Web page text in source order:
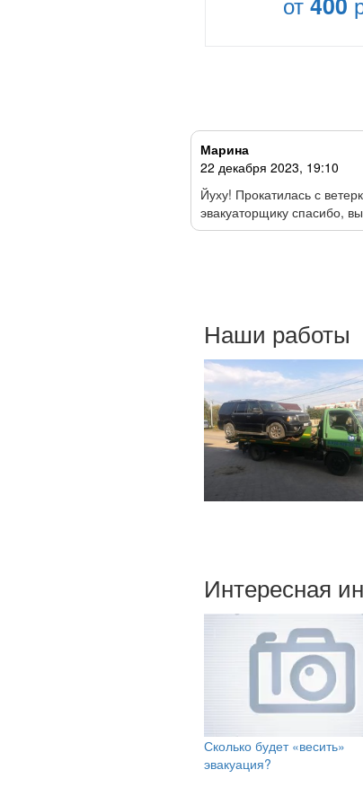
Марина
22 декабря 2023, 19:10
Йуху! Прокатилась с
эвакуаторщику спасибо,
Наши работы
Интересная
Сколько будет «весить»
эвакуация?